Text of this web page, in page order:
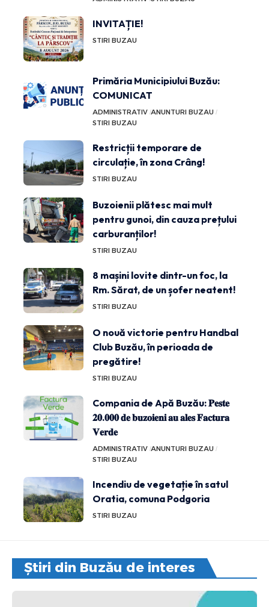
INVITAȚIE!
STIRI BUZAU
Primăria Municipiului Buzău:
COMUNICAT
ADMINISTRATIV ANUNTURI BUZAU
STIRI BUZAU
Restricții temporare de
circulație, în zona Crâng!
STIRI BUZAU
Buzoienii plătesc mai mult
pentru gunoi, din cauza prețului
carburanților!
STIRI BUZAU
8 mașini lovite dintr-un foc, la
Rm. Sărat, de un șofer neatent!
STIRI BUZAU
O nouă victorie pentru Handbal
Club Buzău, în perioada de
pregătire!
STIRI BUZAU
Compania de Apă Buzău: 𝐏𝐞𝐬𝐭𝐞
𝟐𝟎.𝟎𝟎𝟎 𝐝𝐞 𝐛𝐮𝐳𝐨𝐢𝐞𝐧𝐢 𝐚𝐮 𝐚𝐥𝐞𝐬 𝐅𝐚𝐜𝐭𝐮𝐫𝐚
𝐕𝐞𝐫𝐝𝐞
ADMINISTRATIV ANUNTURI BUZAU
STIRI BUZAU
Incendiu de vegetație în satul
Oratia, comuna Podgoria
STIRI BUZAU
Știri din Buzău de interes